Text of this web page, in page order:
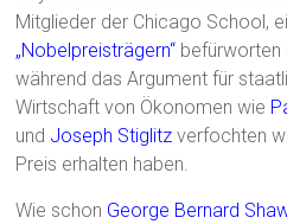
Mitglieder der Chicago School,
„Nobelpreisträgern“ befürworten
während das Argument für
Wirtschaft von Ökonomen wie
und Joseph Stiglitz verfochten
Preis erhalten haben.
Wie schon George Bernard